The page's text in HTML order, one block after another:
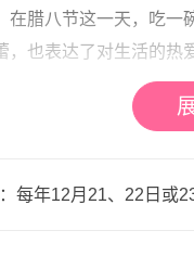
在腊八节这一天，吃一
，也表达了对生活的热
，标志着春节的临近，
开始为春节做准备，购
和生活的美好，增强了
每年12月21、22日或